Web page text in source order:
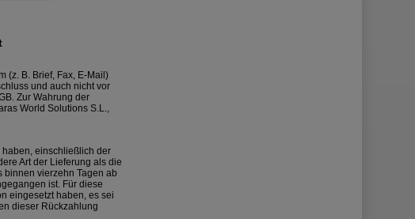
(z. B. Brief, Fax, E-Mail)
und auch nicht vor
Zur Wahrung der
World Solutions S.L.,
einschließlich der
Art der Lieferung als die
vierzehn Tagen ab
ist. Für diese
eingesetzt haben, es sei
dieser Rückzahlung